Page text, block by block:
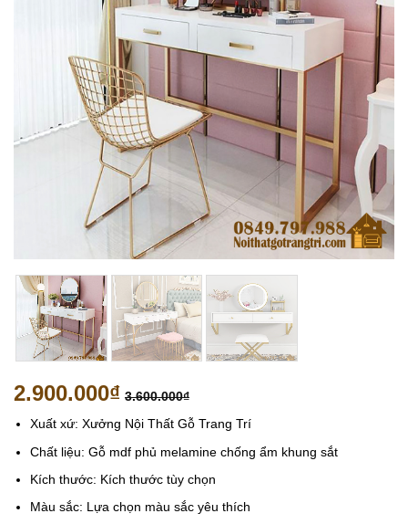
2.900.000₫ 3.600.000₫
Xuất xứ: Xưởng Nội Thất Gỗ Trang Trí
Chất liệu: Gỗ mdf phủ melamine chống ẩm khung sắt
Kích thước: Kích thước tùy chọn
Màu sắc: Lựa chọn màu sắc yêu thích